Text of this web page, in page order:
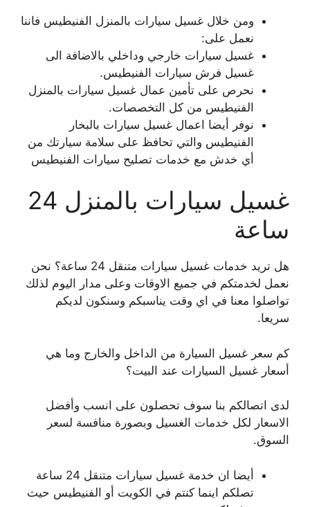
ومن خلال غسيل سيارات بالمنزل الفنيطيس فاننا
نعمل على:
غسيل سيارات خارجي وداخلي بالاضافة الى
غسيل فرش سيارات الفنيطيس.
نحرص على تأمين عمال غسيل سيارات بالمنزل
الفنيطيس من كل التخصصات.
نوفر أيضا اعمال غسيل سيارات بالبخار
الفنيطيس والتي تحافظ على سلامة سيارتك من
أي خدش مع خدمات تصليح سيارات الفنيطيس
غسيل سيارات بالمنزل 24
ساعة
هل تريد خدمات غسيل سيارات متنقل 24 ساعة؟ نحن
نعمل لخدمتكم في جميع الاوقات وعلى مدار اليوم لذلك
تواصلوا معنا في اي وقت يناسبكم وسنكون لديكم
سريعا.
كم سعر غسيل السيارة من الداخل والخارج وما هي
أسعار غسيل السيارات عند البيت؟
لدى اتصالكم بنا سوف تحصلون على انسب وأفضل
الاسعار لكل خدمات الغسيل وبصورة منافسة لسعر
السوق.
أيضا ان خدمة غسيل سيارات متنقل 24 ساعة
تصلكم اينما كنتم في الكويت أو الفنيطيس حيث